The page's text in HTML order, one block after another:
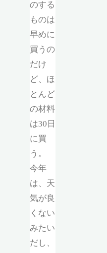
のする
ものは
早めに
買うの
だけ
ど、ほ
とんど
の材料
は30日
に買
う。
今年
は、天
気が良
くない
みたい
だし、